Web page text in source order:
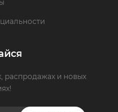
распродажах и новых